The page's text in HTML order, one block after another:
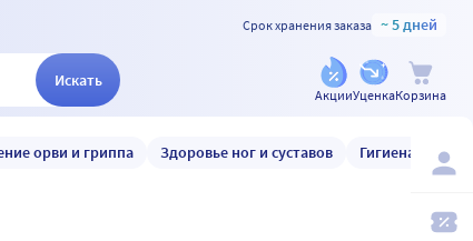
Срок хранения заказа ~ 5 дней
Искать
АкцииУценкаКорзина
орви и гриппа Здоровье ног и суставов Гигиена и уход